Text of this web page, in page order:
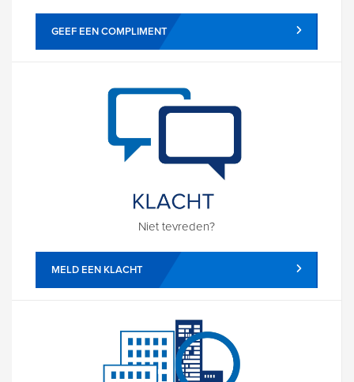
GEEF EEN COMPLIMENT
Niet tevreden?
MELD EEN KLACHT